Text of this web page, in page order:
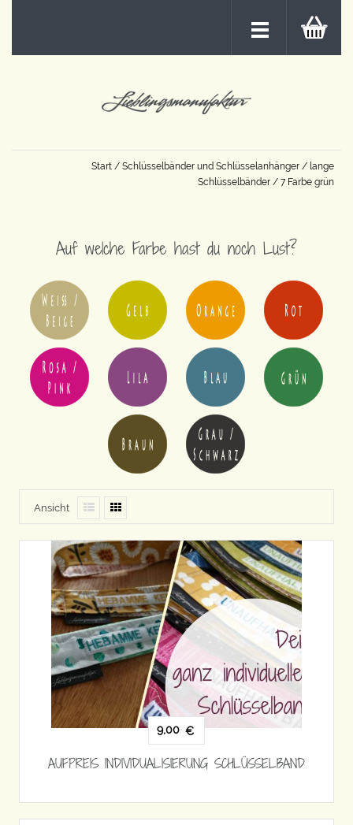
Start / Schlüsselbänder und Schlüsselanhänger / lange
Schlüsselbänder / 7 Farbe grün
Auf welche Farbe hast du noch Lust?
Ansicht
9,00 €
AUFPREIS INDIVIDUALISIERUNG SCHLÜSSELBAND